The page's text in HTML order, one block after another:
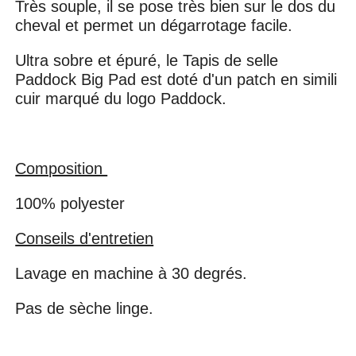
Très souple, il se pose très bien sur le dos du
cheval et permet un dégarrotage facile.
Ultra sobre et épuré, le Tapis de selle
Paddock Big Pad est doté d'un patch en simili
cuir marqué du logo Paddock.
Composition
100% polyester
Conseils d'entretien
Lavage en machine à 30 degrés.
Pas de sèche linge.